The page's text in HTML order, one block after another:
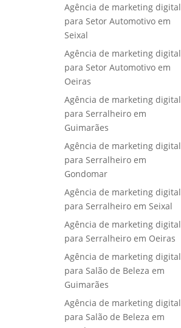
Agência de marketing digital
para Setor Automotivo em
Seixal
Agência de marketing digital
para Setor Automotivo em
Oeiras
Agência de marketing digital
para Serralheiro em
Guimarães
Agência de marketing digital
para Serralheiro em
Gondomar
Agência de marketing digital
para Serralheiro em Seixal
Agência de marketing digital
para Serralheiro em Oeiras
Agência de marketing digital
para Salão de Beleza em
Guimarães
Agência de marketing digital
para Salão de Beleza em